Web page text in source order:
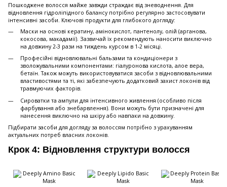
Пошкоджене волосся майже завжди страждає від зневоднення. Для
відновлення гідроліпідного балансу потрібно регулярно застосовувати
інтенсивні засоби. Ключові продукти для глибокого догляду:
Маски на основі кератину, амінокислот, пантенолу, олій (арганова,
кокосова, макадамії). Зазвичай їх рекомендують наносити виключно
на довжину 2-3 рази на тиждень курсом в 1-2 місяці.
Професійні відновлювальні бальзами та кондиціонери з
зволожувальними компонентами: гіалуронова кислота, алое вера,
бетаїн. Також можуть використовуватися засоби з відновлювальними
властивостями та ті, які забезпечують додатковий захист локонів від
травмуючих факторів.
Сироватки та ампули для інтенсивного живлення (особливо після
фарбування або знебарвлення). Вони можуть бути призначені для
нанесення виключно на шкіру або навпаки на довжину.
Підбирати засоби для догляду за волоссям потрібно з урахуванням
актуальних потреб власних локонів.
Крок 4: Відновлення структури волосся